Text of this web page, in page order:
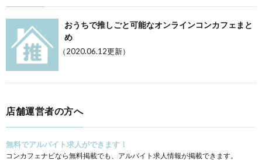
おうちで推しごと可能なオンラインコンカフェまと
め
（2020.06.12更新）
店舗運営者の方へ
無料でアルバイト求人ができます！
コンカフェナビなら無料掲載でも、アルバイト求人情報が掲載できます。